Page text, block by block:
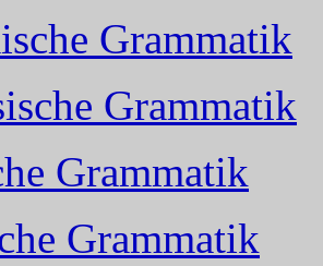
Grammatik
Grammatik
Grammatik
Grammatik